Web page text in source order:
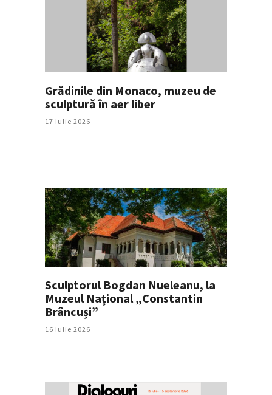
Grădinile din Monaco, muzeu de
sculptură în aer liber
17 Iulie 2026
Sculptorul Bogdan Nueleanu, la
Muzeul Național „Constantin
Brâncuși”
16 Iulie 2026